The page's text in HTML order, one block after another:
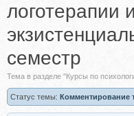
логотерапии и
семестр
Тема в разделе "Курсы по
Статус темы: Комментирование